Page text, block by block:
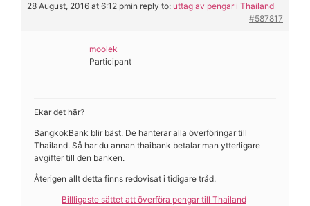
28 August, 2016 at 6:12 pmin reply to: uttag av pengar i Thailand
#587817
moolek
Participant
Ekar det här?
BangkokBank blir bäst. De hanterar alla överföringar till
Thailand. Så har du annan thaibank betalar man ytterligare
avgifter till den banken.
Återigen allt detta finns redovisat i tidigare tråd.
Billligaste sättet att överföra pengar till Thailand